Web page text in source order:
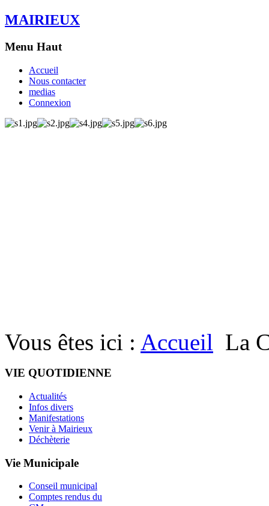
MAIRIEUX
Menu Haut
Accueil
Nous contacter
medias
Connexion
Vous êtes ici : Accueil La
VIE QUOTIDIENNE
Actualités
Infos divers
Manifestations
Venir à Mairieux
Déchèterie
Vie Municipale
Conseil municipal
Comptes rendus du